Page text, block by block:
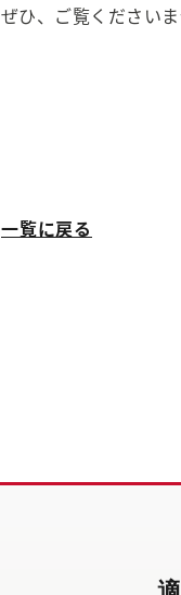
ぜひ、ご覧くださいま
一覧に戻る